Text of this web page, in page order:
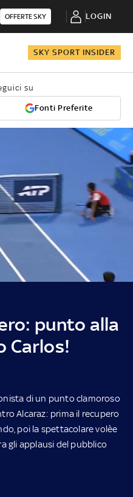
OFFERTE SKY LOGIN
SKY SPORT INSIDER
su
Fonti Preferite
punto alla
Carlos!
di un punto clamoroso
Alcaraz: prima il recupero
poi la spettacolare volèe
gli applausi del pubblico